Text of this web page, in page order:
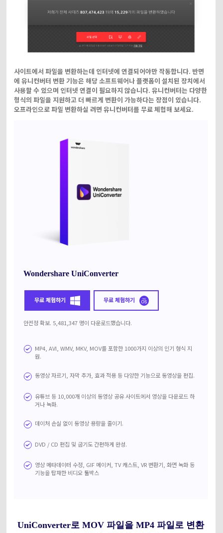
사이트에서 파일을 변환하는데 인터넷에 연결되어야만 작동합니다. 반면
에 유니컨버터 변환 기능은 해당 소프트웨어나 플랫폼이 설치된 장치에서
사용할 수 있으며 인터넷 연결이 필요하지 않습니다. 유니컨버터는 다양한
형식의 파일을 지원하고 더 빠르게 변환이 가능하다는 장점이 있습니다.
오프라인으로 파일 변환하실 려면 유니컨버터를 무료 체헙해 보세요.
Wondershare UniConverter
무료 체험하기 무료 체험하기
안전정 확보. 5,481,347 명이 다운로드했습니다.
MP4, AVI, WMV, MKV, MOV를 포함한 1000가지 이상의 인기 형식 지
원.
동영상 자르기, 자막 추가, 효과 적용 등 다양한 기능으로 동영상을 편집.
유튜브 등 10,000개 이상의 동영상 공유 사이트에서 영상을 다운로드 하
거나 녹화.
데이처 손실 없이 동영상 용량을 줄이기.
DVD / CD 편집 및 굽기도 간편하게 완성.
영상 메타데이터 수정, GIF 메이커, TV 캐스트, VR 변환기, 화면 녹화 등
기능을 탑재한 비디오 툴박스
UniConverter로 MOV 파일을 MP4 파일로 변환